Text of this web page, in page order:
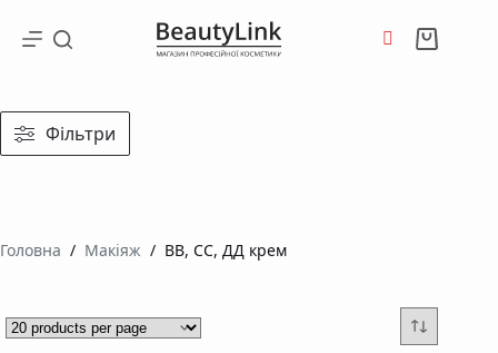
Кошик
Головна / Макіяж / BB, СС, ДД крем
Фільтри